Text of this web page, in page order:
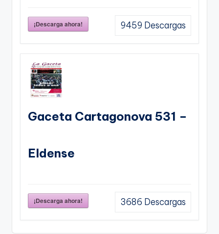
¡Descarga ahora! 9459 Descargas
Gaceta Cartagonova 531 –
Eldense
¡Descarga ahora! 3686 Descargas